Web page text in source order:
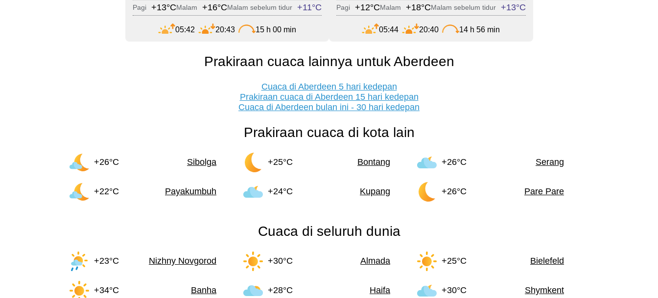
Pagi +13°CMalam +16°CMalam sebelum tidur +11°C
05:42 20:43 15 h 00 min
Pagi +12°CMalam +18°CMalam sebelum tidur +13°C
05:44 20:40 14 h 56 min
Prakiraan cuaca lainnya untuk Aberdeen
Cuaca di Aberdeen 5 hari kedepan
Prakiraan cuaca di Aberdeen 15 hari kedepan
Cuaca di Aberdeen bulan ini - 30 hari kedepan
Prakiraan cuaca di kota lain
+26°C Sibolga +25°C Bontang +26°C Serang
+22°C Payakumbuh +24°C Kupang +26°C Pare Pare
Cuaca di seluruh dunia
+23°C Nizhny Novgorod +30°C Almada +25°C Bielefeld
+34°C Banha +28°C Haifa +30°C Shymkent